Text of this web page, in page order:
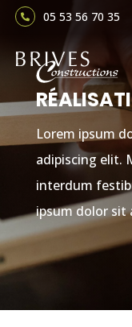
 05 53 56 70 35
Lorem ipsum
adipiscing elit.
interdum
ipsum dolor sit